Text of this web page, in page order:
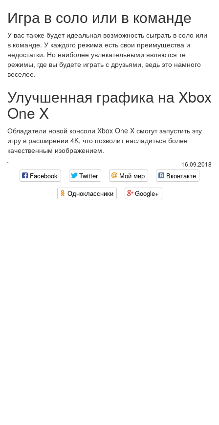
Игра в соло или в команде
У вас также будет идеальная возможность сыграть в соло или
в команде. У каждого режима есть свои преимущества и
недостатки. Но наиболее увлекательными являются те
режимы, где вы будете играть с друзьями, ведь это намного
веселее.
Улучшенная графика на Xbox
One X
Обладатели новой консоли Xbox One X смогут запустить эту
игру в расширении 4K, что позволит насладиться более
качественным изображением.
16.09.2018
`
Facebook Twitter Мой мир
Вконтакте
Одноклассники
Google+